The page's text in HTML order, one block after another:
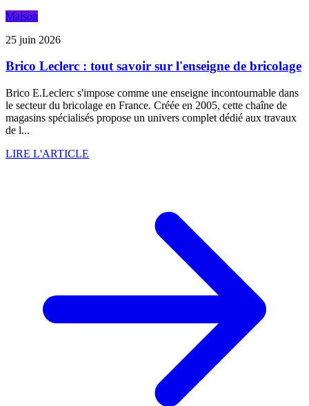
Maison
25 juin 2026
Brico Leclerc : tout savoir sur l'enseigne de bricolage
Brico E.Leclerc s'impose comme une enseigne incontournable dans
le secteur du bricolage en France. Créée en 2005, cette chaîne de
magasins spécialisés propose un univers complet dédié aux travaux
de l...
LIRE L'ARTICLE